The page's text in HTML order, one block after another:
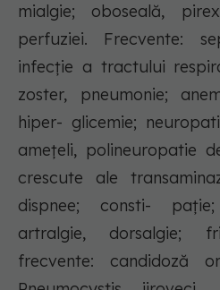
mialgie; oboseală,
perfuziei. Frecvente:
infecţie a tractului
zoster, pneumonie;
hiper- glicemie;
ameţeli, polineuropatie
crescute ale
dispnee; consti-
artralgie, dorsalgie;
frecvente: candidoză